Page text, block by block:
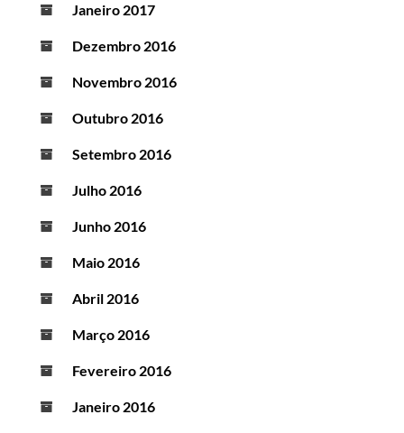
Janeiro 2017
Dezembro 2016
Novembro 2016
Outubro 2016
Setembro 2016
Julho 2016
Junho 2016
Maio 2016
Abril 2016
Março 2016
Fevereiro 2016
Janeiro 2016